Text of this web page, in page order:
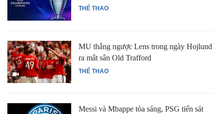
THỂ THAO
THỂ THAO
MU thắng ngược Lens trong ngày Hojlund
ra mắt sân Old Trafford
Messi và Mbappe tỏa sáng, PSG tiến sát